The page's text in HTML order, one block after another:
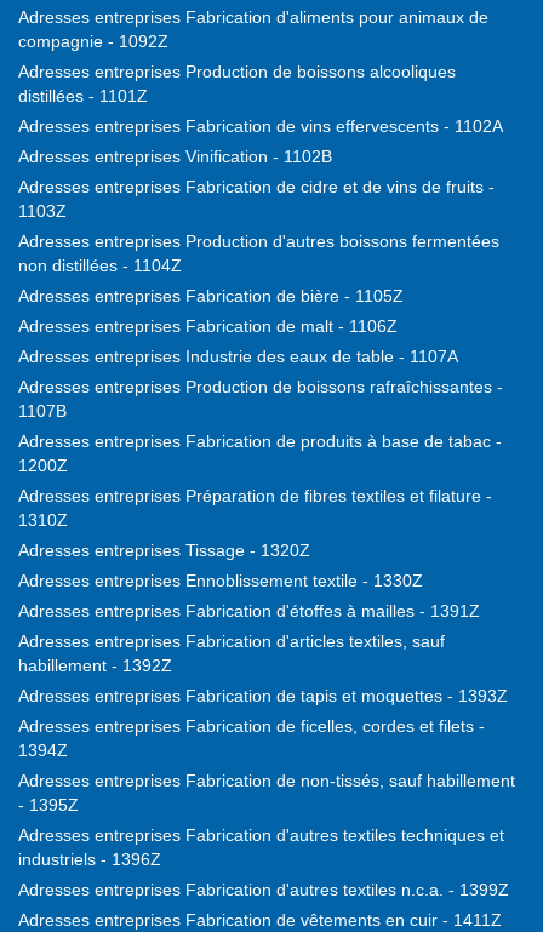
Adresses entreprises Fabrication d'aliments pour animaux de
compagnie - 1092Z
Adresses entreprises Production de boissons alcooliques
distillées - 1101Z
Adresses entreprises Fabrication de vins effervescents - 1102A
Adresses entreprises Vinification - 1102B
Adresses entreprises Fabrication de cidre et de vins de fruits -
1103Z
Adresses entreprises Production d'autres boissons fermentées
non distillées - 1104Z
Adresses entreprises Fabrication de bière - 1105Z
Adresses entreprises Fabrication de malt - 1106Z
Adresses entreprises Industrie des eaux de table - 1107A
Adresses entreprises Production de boissons rafraîchissantes -
1107B
Adresses entreprises Fabrication de produits à base de tabac -
1200Z
Adresses entreprises Préparation de fibres textiles et filature -
1310Z
Adresses entreprises Tissage - 1320Z
Adresses entreprises Ennoblissement textile - 1330Z
Adresses entreprises Fabrication d'étoffes à mailles - 1391Z
Adresses entreprises Fabrication d'articles textiles, sauf
habillement - 1392Z
Adresses entreprises Fabrication de tapis et moquettes - 1393Z
Adresses entreprises Fabrication de ficelles, cordes et filets -
1394Z
Adresses entreprises Fabrication de non-tissés, sauf habillement
- 1395Z
Adresses entreprises Fabrication d'autres textiles techniques et
industriels - 1396Z
Adresses entreprises Fabrication d'autres textiles n.c.a. - 1399Z
Adresses entreprises Fabrication de vêtements en cuir - 1411Z